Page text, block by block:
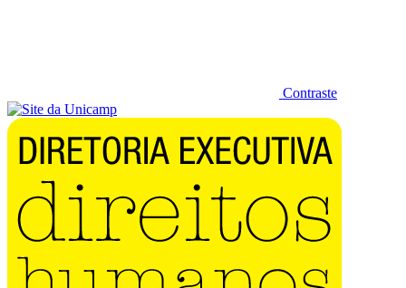
Contraste